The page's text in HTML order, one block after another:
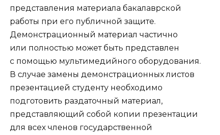
представления материала бакалаврской
работы при его публичной защите.
Демонстрационный материал частично
или полностью может быть представлен
с помо­щью мультимедийного оборудования.
В случае замены демонстрационных листов
презентацией студенту необходимо
подготовить раздаточный материал,
представляющий собой копии презен­тации
для всех членов государственной